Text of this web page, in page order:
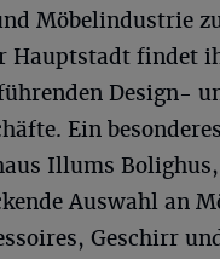
Möbelindustrie
Hauptstadt findet
Design-
Ein
Illums
Auswahl an
Geschirr